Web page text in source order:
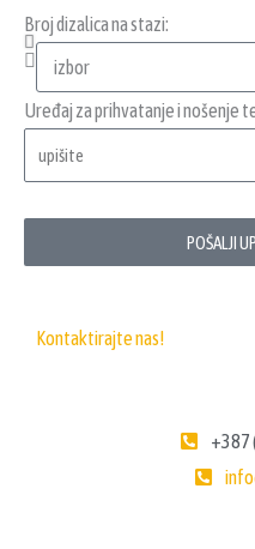
Broj dizalica na stazi:
Uređaj za prihvatanje i nošenje
POŠALJI
Kontaktirajte nas!
+387